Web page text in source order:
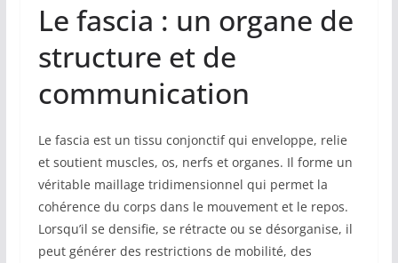
Le fascia : un organe de
structure et de
communication
Le fascia est un tissu conjonctif qui enveloppe, relie
et soutient muscles, os, nerfs et organes. Il forme un
véritable maillage tridimensionnel qui permet la
cohérence du corps dans le mouvement et le repos.
Lorsqu’il se densifie, se rétracte ou se désorganise, il
peut générer des restrictions de mobilité, des